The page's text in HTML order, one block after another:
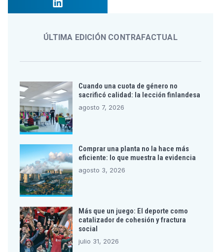
ÚLTIMA EDICIÓN CONTRAFACTUAL
Cuando una cuota de género no
sacrificó calidad: la lección finlandesa
agosto 7, 2026
Comprar una planta no la hace más
eficiente: lo que muestra la evidencia
agosto 3, 2026
Más que un juego: El deporte como
catalizador de cohesión y fractura
social
julio 31, 2026